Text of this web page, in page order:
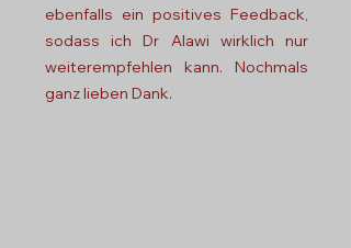
ebenfalls ein positives Feedback,
sodass ich Dr Alawi wirklich nur
weiterempfehlen kann. Nochmals
ganz lieben Dank.